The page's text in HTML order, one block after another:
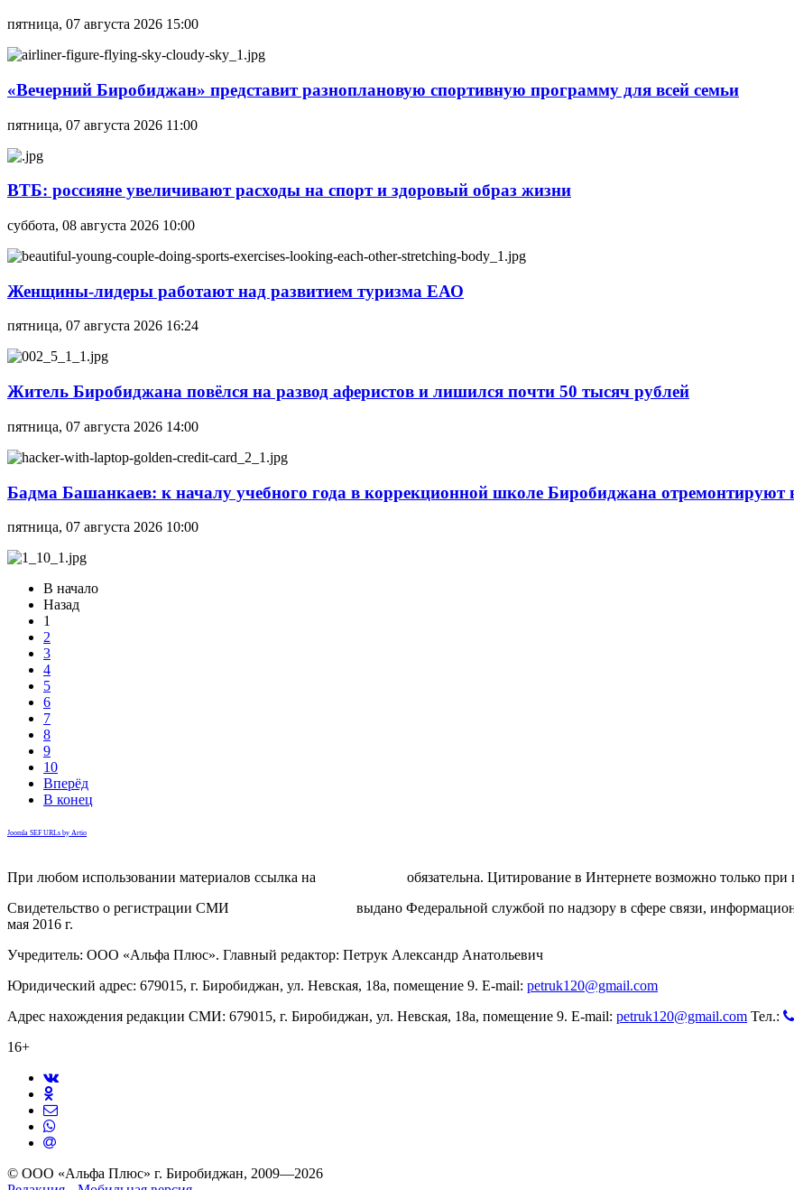
пятница, 07 августа 2026 15:00
«Вечерний Биробиджан» представит разноплановую спортивную программу для всей семьи
пятница, 07 августа 2026 11:00
ВТБ: россияне увеличивают расходы на спорт и здоровый образ жизни
суббота, 08 августа 2026 10:00
Женщины-лидеры работают над развитием туризма ЕАО
пятница, 07 августа 2026 16:24
Житель Биробиджана повёлся на развод аферистов и лишился почти 50 тысяч рублей
пятница, 07 августа 2026 14:00
Бадма Башанкаев: к началу учебного года в коррекционной школе Биробиджана отремонтируют
пятница, 07 августа 2026 10:00
В начало
Назад
1
2
3
4
5
6
7
8
9
10
Вперёд
В конец
Joomla SEF URLs by Artio
При любом использовании материалов ссылка на
обязательна. Цитирование в Интернете возможно только
Свидетельство о регистрации СМИ
выдано Федеральной службой по надзору в сфере связи,
мая 2016 г.
Учредитель: ООО «Альфа Плюс». Главный редактор: Петрук Александр Анатольевич
Юридический адрес: 679015, г. Биробиджан, ул. Невская, 18а, помещение 9. E-mail: petruk120@gmail.com
Адрес нахождения редакции СМИ: 679015, г. Биробиджан, ул. Невская, 18а, помещение 9. E-mail: petruk120@gmail.com Тел.:
16+
© ООО «Альфа Плюс» г. Биробиджан, 2009—2026